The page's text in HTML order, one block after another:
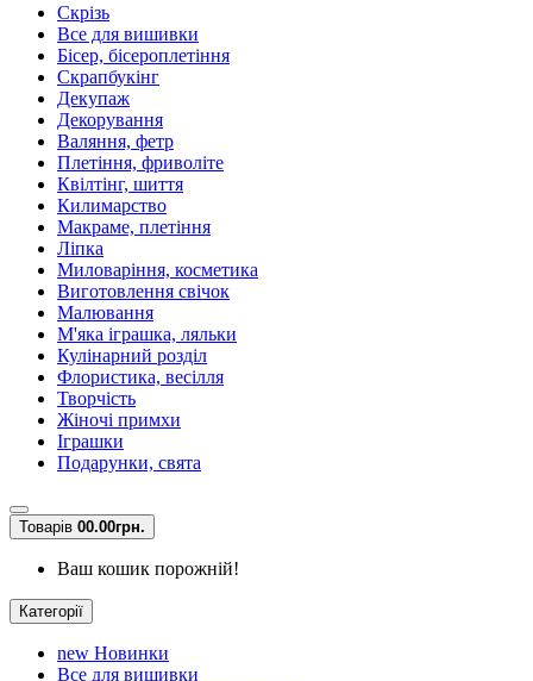
Скрізь
Все для вишивки
Бісер, бісероплетіння
Скрапбукінг
Декупаж
Декорування
Валяння, фетр
Плетіння, фриволіте
Квілтінг, шиття
Килимарство
Макраме, плетіння
Ліпка
Миловаріння, косметика
Виготовлення свічок
Малювання
М'яка іграшка, ляльки
Кулінарний розділ
Флористика, весілля
Творчість
Жіночі примхи
Іграшки
Подарунки, свята
Товарів 00.00грн.
Ваш кошик порожній!
Категорії
new Новинки
Все для вишивки